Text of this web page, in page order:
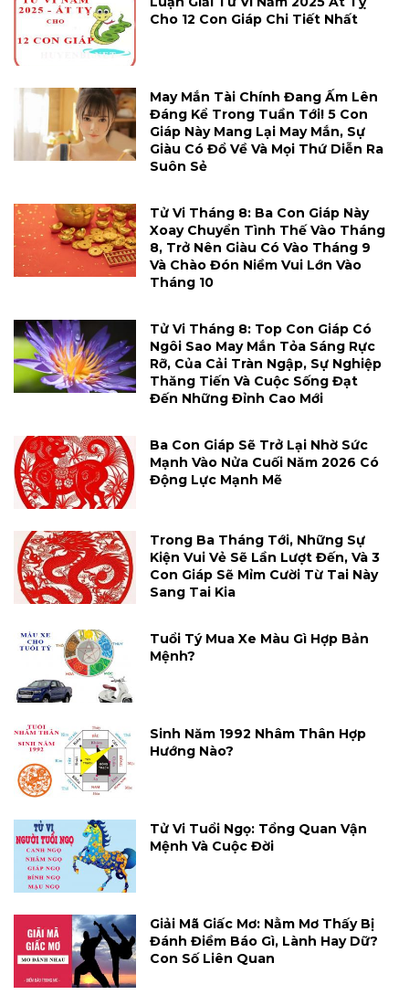
Cho 12 Con Giáp Chi Tiết Nhất
May Mắn Tài Chính Đang Ấm Lên
Đáng Kể Trong Tuần Tới! 5 Con
Giáp Này Mang Lại May Mắn, Sự
Giàu Có Đổ Về Và Mọi Thứ Diễn Ra
Suôn Sẻ
Tử Vi Tháng 8: Ba Con Giáp Này
Xoay Chuyển Tình Thế Vào Tháng
8, Trở Nên Giàu Có Vào Tháng 9
Và Chào Đón Niềm Vui Lớn Vào
Tháng 10
Tử Vi Tháng 8: Top Con Giáp Có
Ngôi Sao May Mắn Tỏa Sáng Rực
Rỡ, Của Cải Tràn Ngập, Sự Nghiệp
Thăng Tiến Và Cuộc Sống Đạt
Đến Những Đỉnh Cao Mới
Ba Con Giáp Sẽ Trở Lại Nhờ Sức
Mạnh Vào Nửa Cuối Năm 2026 Có
Động Lực Mạnh Mẽ
Trong Ba Tháng Tới, Những Sự
Kiện Vui Vẻ Sẽ Lần Lượt Đến, Và 3
Con Giáp Sẽ Mỉm Cười Từ Tai Này
Sang Tai Kia
Tuổi Tý Mua Xe Màu Gì Hợp Bản
Mệnh?
Sinh Năm 1992 Nhâm Thân Hợp
Hướng Nào?
Tử Vi Tuổi Ngọ: Tổng Quan Vận
Mệnh Và Cuộc Đời
Giải Mã Giấc Mơ: Nằm Mơ Thấy Bị
Đánh Điềm Báo Gì, Lành Hay Dữ?
Con Số Liên Quan